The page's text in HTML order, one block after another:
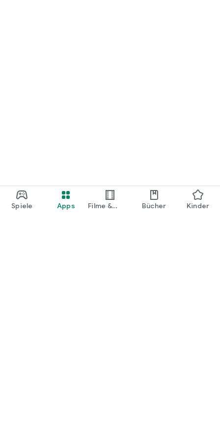
Spiele Apps
Filme &
Bücher Kinder